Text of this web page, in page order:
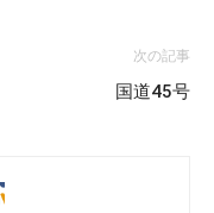
次の記事
国道45号